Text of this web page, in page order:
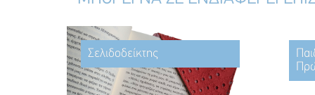
Σελιδοδείκτης